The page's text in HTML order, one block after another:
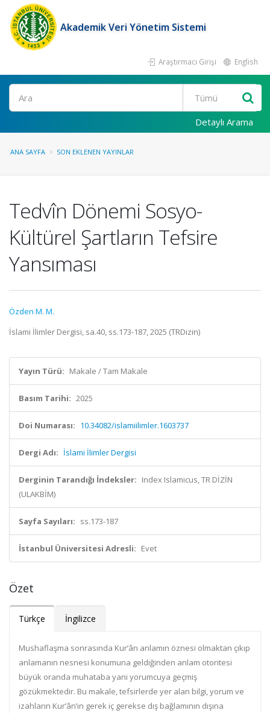
Akademik Veri Yönetim Sistemi
Araştırmacı Girişi English
Ara
Detaylı Arama
ANA SAYFA SON EKLENEN YAYINLAR
Tedvîn Dönemi Sosyo-
Kültürel Şartların Tefsire
Yansıması
Özden M. M.
İslami İlimler Dergisi, sa.40, ss.173-187, 2025 (TRDizin)
Yayın Türü: Makale / Tam Makale
Basım Tarihi: 2025
Doi Numarası: 10.34082/islamiilimler.1603737
Dergi Adı: İslami İlimler Dergisi
Derginin Tarandığı İndeksler: Index Islamicus, TR DİZİN
(ULAKBİM)
Sayfa Sayıları: ss.173-187
İstanbul Üniversitesi Adresli: Evet
Özet
Türkçe İngilizce
Mushaflaşma sonrasında Kur’ân anlamın öznesi olmaktan çıkıp
anlamanın nesnesi konumuna geldiğinden anlam otoritesi
büyük oranda muhataba yani yorumcuya geçmiş
gözükmektedir. Bu makale, tefsirlerde yer alan bilgi, yorum ve
izahların Kur’ân’ın gerek iç gerekse dış bağlamının dışına